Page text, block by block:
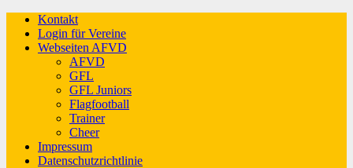
Kontakt
Login für Vereine
Webseiten AFVD
AFVD
GFL
GFL Juniors
Flagfootball
Trainer
Cheer
Impressum
Datenschutzrichtlinie